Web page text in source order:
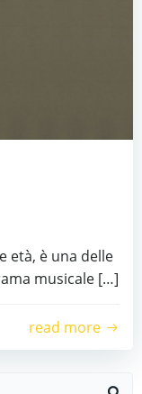
età, è una delle
musicale […]
read more